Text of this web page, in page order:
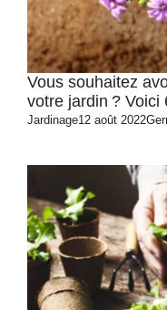
Vous souhaitez
votre jardin ? Voici
Jardinage12 août 2022